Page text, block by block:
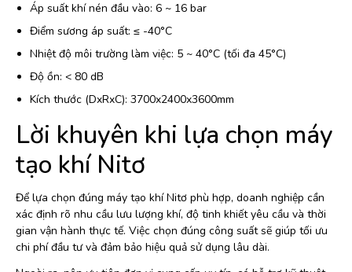
Áp suất khí nén đầu vào: 6 ~ 16 bar
Điểm sương áp suất: ≤ -40°C
Nhiệt độ môi trường làm việc: 5 ~ 40°C (tối đa 45°C)
Độ ồn: < 80 dB
Kích thước (DxRxC): 3700x2400x3600mm
Lời khuyên khi lựa chọn máy
tạo khí Nitơ
Để lựa chọn đúng máy tạo khí Nitơ phù hợp, doanh nghiệp cần
xác định rõ nhu cầu lưu lượng khí, độ tinh khiết yêu cầu và thời
gian vận hành thực tế. Việc chọn đúng công suất sẽ giúp tối ưu
chi phí đầu tư và đảm bảo hiệu quả sử dụng lâu dài.